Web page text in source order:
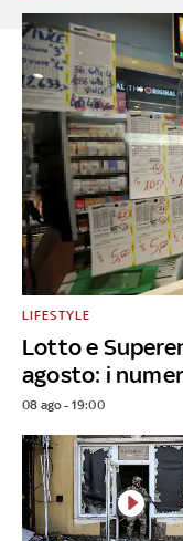
Lotto e
agosto: i
LIFESTYLE
08 ago - 19:00